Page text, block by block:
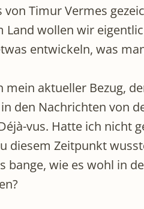
Timur Vermes
Land wollen wir
entwickeln, was
mein aktueller Bezug,
den Nachrichten von
vus. Hatte ich nicht
diesem Zeitpunkt
bange, wie es wohl in